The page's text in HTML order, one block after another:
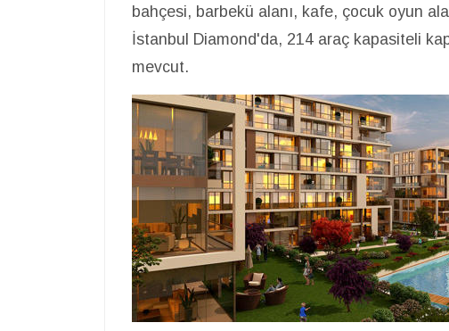
bahçesi, barbekü alanı, kafe, çocuk oyun
İstanbul Diamond'da, 214 araç kapasiteli
mevcut.